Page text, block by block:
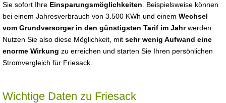
Sie sofort Ihre Einsparungsmöglichkeiten . Beispielsweise können
bei einem Jahresverbrauch von 3.500 KWh und einem Wechsel
vom Grundversorger in den günstigsten Tarif im Jahrwerden.
Nutzen Sie also diese Möglichkeit, mit sehr wenig Aufwand eine
enorme Wirkung zu erreichen und starten Sie Ihren persönlichen
Stromvergleich für Friesack.
Wichtige Daten zu Friesack